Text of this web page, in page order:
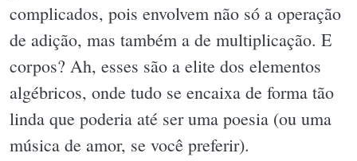
complicados, pois envolvem não só a operação
de adição, mas também a de multiplicação. E
corpos? Ah, esses são a elite dos elementos
algébricos, onde tudo se encaixa de forma tão
linda que poderia até ser uma poesia (ou uma
música de amor, se você preferir).